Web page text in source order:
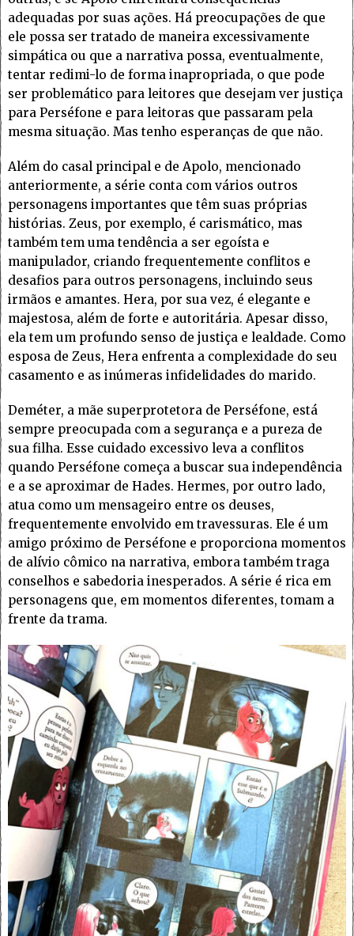
adequadas por suas ações. Há preocupações de que
ele possa ser tratado de maneira excessivamente
simpática ou que a narrativa possa, eventualmente,
tentar redimi-lo de forma inapropriada, o que pode
ser problemático para leitores que desejam ver justiça
para Perséfone e para leitoras que passaram pela
mesma situação. Mas tenho esperanças de que não.
Além do casal principal e de Apolo, mencionado
anteriormente, a série conta com vários outros
personagens importantes que têm suas próprias
histórias. Zeus, por exemplo, é carismático, mas
também tem uma tendência a ser egoísta e
manipulador, criando frequentemente conflitos e
desafios para outros personagens, incluindo seus
irmãos e amantes. Hera, por sua vez, é elegante e
majestosa, além de forte e autoritária. Apesar disso,
ela tem um profundo senso de justiça e lealdade. Como
esposa de Zeus, Hera enfrenta a complexidade do seu
casamento e as inúmeras infidelidades do marido.
Deméter, a mãe superprotetora de Perséfone, está
sempre preocupada com a segurança e a pureza de
sua filha. Esse cuidado excessivo leva a conflitos
quando Perséfone começa a buscar sua independência
e a se aproximar de Hades. Hermes, por outro lado,
atua como um mensageiro entre os deuses,
frequentemente envolvido em travessuras. Ele é um
amigo próximo de Perséfone e proporciona momentos
de alívio cômico na narrativa, embora também traga
conselhos e sabedoria inesperados. A série é rica em
personagens que, em momentos diferentes, tomam a
frente da trama.